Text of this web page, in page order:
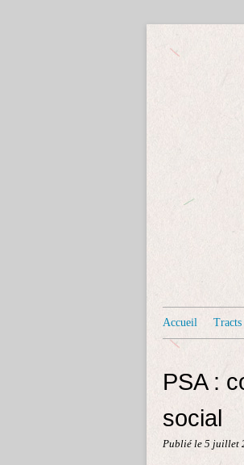
Accueil
PSA :
social
Publié le 5 juillet